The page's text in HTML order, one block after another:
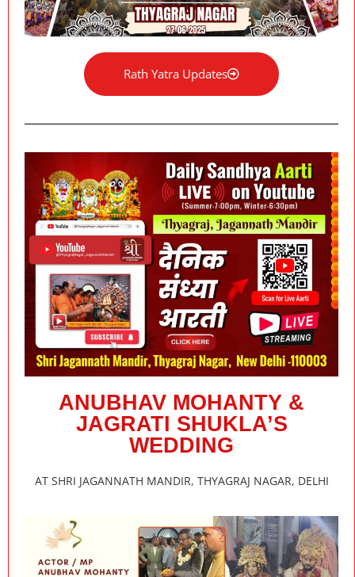
Rath Yatra Updates
ANUBHAV MOHANTY &
JAGRATI SHUKLA’S
WEDDING
AT SHRI JAGANNATH MANDIR, THYAGRAJ NAGAR, DELHI